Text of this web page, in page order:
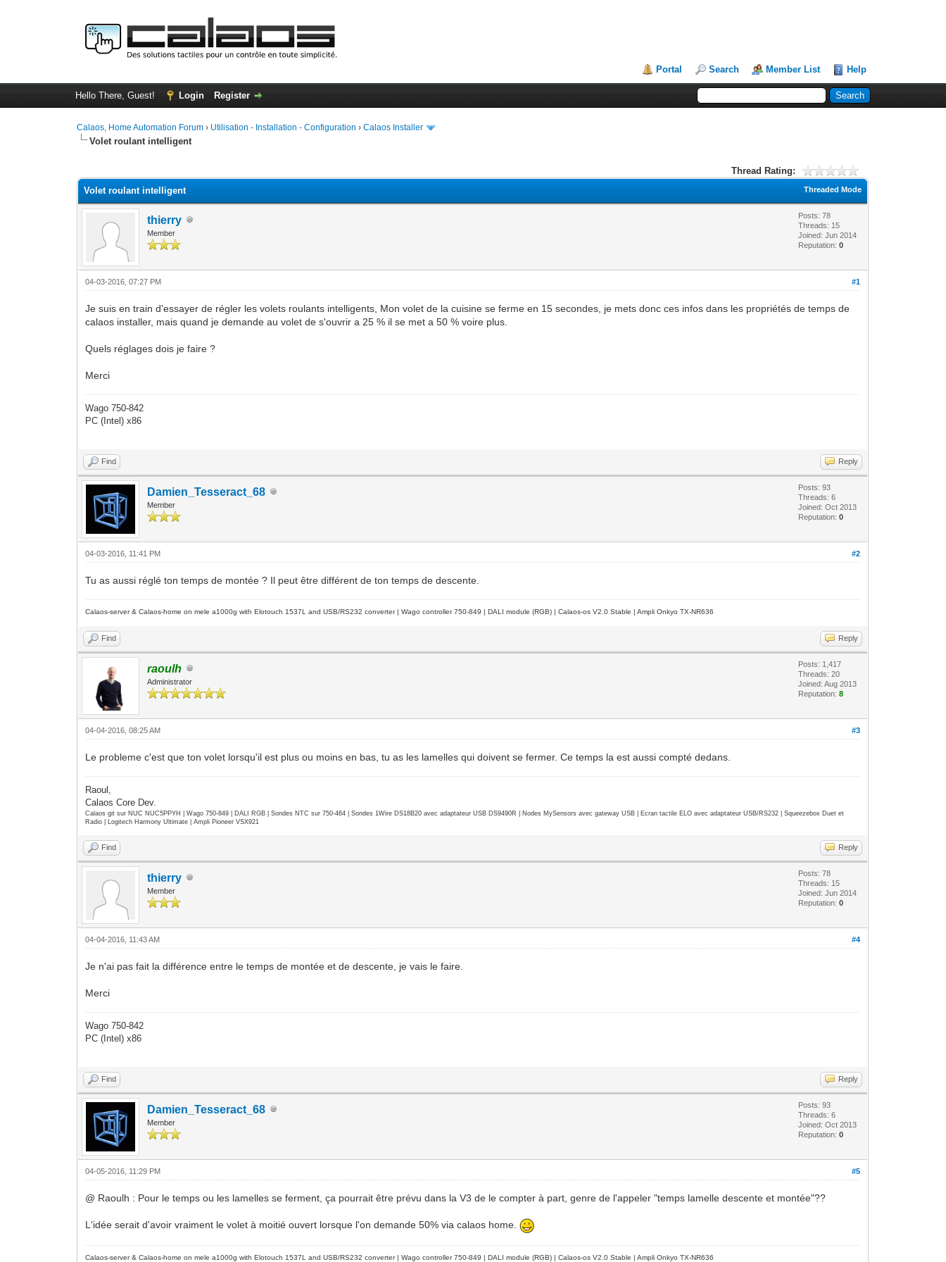
Portal Search Member List Help
Hello There, Guest! Login Register
Calaos, Home Automation Forum › Utilisation - Installation - Configuration ›Calaos Installer
Volet roulant intelligent
Thread Rating:
Threaded Mode
Volet roulant intelligent
thierry
Member
Posts: 78
Threads: 15
Joined: Jun 2014
Reputation:0
#1
04-03-2016, 07:27 PM
Je suis en train d'essayer de régler les volets roulants intelligents, Mon volet de la cuisine se ferme en 15 secondes, je mets donc ces infos dans les propriétés de temps de
calaos installer, mais quand je demande au volet de s'ouvrir a 25 % il se met a 50 % voire plus.
Quels réglages dois je faire ?
Merci
Wago 750-842
PC (Intel) x86
Find Reply
Damien_Tesseract_68
Member
Posts: 93
Threads: 6
Joined: Oct 2013
Reputation:0
#2
04-03-2016, 11:41 PM
Tu as aussi réglé ton temps de montée ? Il peut être différent de ton temps de descente.
Calaos-server & Calaos-home on mele a1000g with Elotouch 1537L and USB/RS232 converter | Wago controller 750-849 | DALI module (RGB) | Calaos-os V2.0 Stable | Ampli Onkyo TX-NR636
Find Reply
raoulh
Administrator
Posts: 1,417
Threads: 20
Joined: Aug 2013
Reputation:8
#3
04-04-2016, 08:25 AM
Le probleme c'est que ton volet lorsqu'il est plus ou moins en bas, tu as les lamelles qui doivent se fermer. Ce temps la est aussi compté dedans.
Raoul,
Calaos Core Dev.
Calaos git sur NUC NUC5PPYH | Wago 750-849 | DALI RGB | Sondes NTC sur 750-464 | Sondes 1Wire DS18B20 avec adaptateur USB DS9490R | Nodes MySensors avec gateway USB | Ecran tactile ELO avec adaptateur USB/RS232 | Squeezebox Duet et
Radio | Logitech Harmony Ultimate | Ampli Pioneer VSX921
Find Reply
thierry
Member
Posts: 78
Threads: 15
Joined: Jun 2014
Reputation:0
#4
04-04-2016, 11:43 AM
Je n'ai pas fait la différence entre le temps de montée et de descente, je vais le faire.
Merci
Wago 750-842
PC (Intel) x86
Find Reply
Damien_Tesseract_68
Member
Posts: 93
Threads: 6
Joined: Oct 2013
Reputation:0
#5
04-05-2016, 11:29 PM
@ Raoulh : Pour le temps ou les lamelles se ferment, ça pourrait être prévu dans la V3 de le compter à part, genre de l'appeler "temps lamelle descente et montée"??
L'idée serait d'avoir vraiment le volet à moitié ouvert lorsque l'on demande 50% via calaos home.
Calaos-server & Calaos-home on mele a1000g with Elotouch 1537L and USB/RS232 converter | Wago controller 750-849 | DALI module (RGB) | Calaos-os V2.0 Stable | Ampli Onkyo TX-NR636